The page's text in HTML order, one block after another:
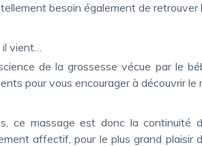
tellement besoin également de
vient…
pour vous encourager à découvrir le
affectif, pour le plus grand plaisir